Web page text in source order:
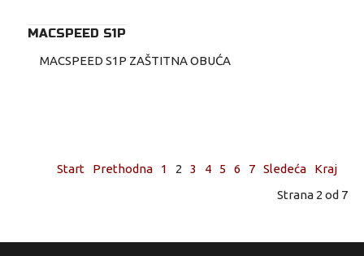
MACSPEED S1P
MACSPEED S1P ZAŠTITNA OBUĆA
Start Prethodna 1 2 3 4 5 6 7 Sledeća
Kraj
Strana 2 od 7